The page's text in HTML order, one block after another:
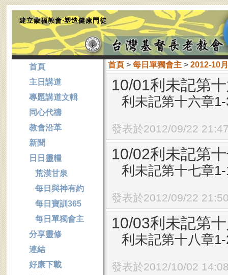
建立蒙福教會‧塑造健康門徒
首頁> 每日單獨會主> 2012-10月
10/01利未記第
利未記第十六章
發表於2012/09/22
10/02利未記第
利未記第十七章
發表於2012/09/22
10/03利未記第
利未記第十八章
發表於2012/10/02
首頁
主日講道
專題講道文輯
同心代禱
教會沿革
新聞
日日靈糧
荒漠甘泉
每日與神有約
每日寶訓365
每日單獨會主
分享靈修
連結
好康下載